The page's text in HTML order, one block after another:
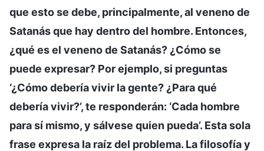
que esto se debe, principalmente, al veneno de
Satanás que hay dentro del hombre. Entonces,
¿qué es el veneno de Satanás? ¿Cómo se
puede expresar? Por ejemplo, si preguntas
‘¿Cómo debería vivir la gente? ¿Para qué
debería vivir?’, te responderán: ‘Cada hombre
para sí mismo, y sálvese quien pueda’. Esta sola
frase expresa la raíz del problema. La filosofía y